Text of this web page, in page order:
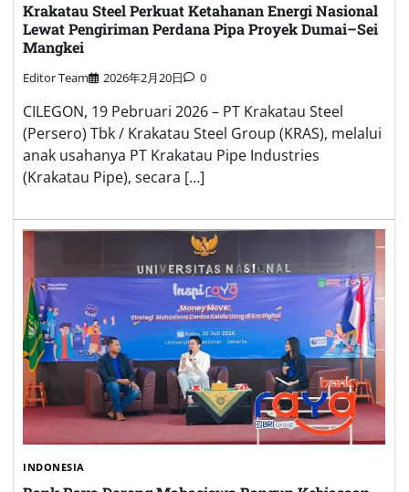
Krakatau Steel Perkuat Ketahanan Energi Nasional
Lewat Pengiriman Perdana Pipa Proyek Dumai–Sei
Mangkei
Editor Team 2026年2月20日 0
CILEGON, 19 Pebruari 2026 – PT Krakatau Steel
(Persero) Tbk / Krakatau Steel Group (KRAS), melalui
anak usahanya PT Krakatau Pipe Industries
(Krakatau Pipe), secara […]
INDONESIA